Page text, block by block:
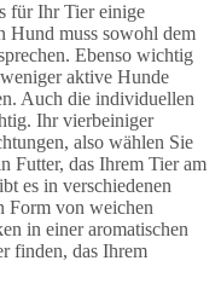
für Ihr Tier einige
Hund muss sowohl dem
Ebenso wichtig
aktive Hunde
Auch die individuellen
Ihr vierbeiniger
also wählen Sie
Futter, das Ihrem Tier am
es in verschiedenen
Form von weichen
in einer aromatischen
finden, das Ihrem